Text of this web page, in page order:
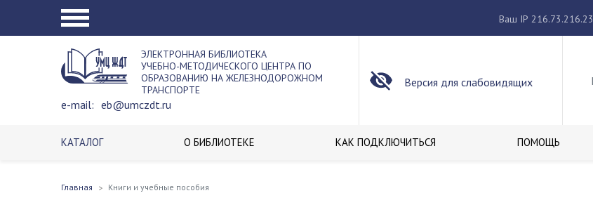
Ваш IP 216.73.216.23
ЭЛЕКТРОННАЯ БИБЛИОТЕКА
УЧЕБНО-МЕТОДИЧЕСКОГО ЦЕНТРА ПО
ОБРАЗОВАНИЮ НА ЖЕЛЕЗНОДОРОЖНОМ
ТРАНСПОРТЕ
e-mail: eb@umczdt.ru
Версия для слабовидящих
КАТАЛОГ О БИБЛИОТЕКЕ КАК ПОДКЛЮЧИТЬСЯ ПОМОЩЬ
Главная Книги и учебные пособия